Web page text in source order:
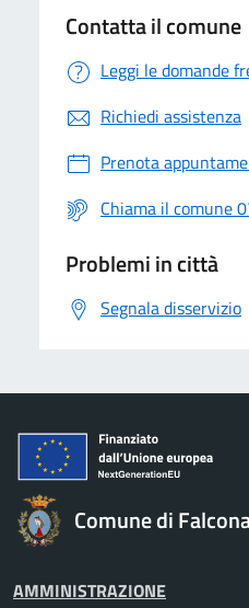
Contatta il comune
Leggi le domande
Richiedi assistenza
Prenota
Chiama il comune
Problemi in città
Segnala disservizio
Comune di
AMMINISTRAZIONE